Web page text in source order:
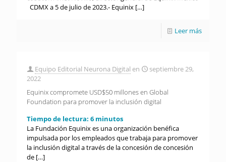
CDMX a 5 de julio de 2023.- Equinix […]
Leer más
Equipo Editorial Neurona Digital en
septiembre 29,
2022
Equinix compromete USD$50 millones en Global
Foundation para promover la inclusión digital
Tiempo de lectura: 6 minutos
La Fundación Equinix es una organización benéfica
impulsada por los empleados que trabaja para promover
la inclusión digital a través de la concesión de concesión
de […]